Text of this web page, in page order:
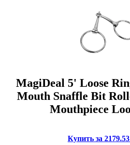
MagiDeal 5' Loose
Mouth Snaffle Bit
Mouthpiece
Купить за